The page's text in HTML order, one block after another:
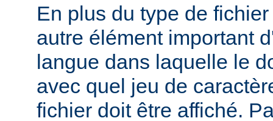
En plus du type de
autre élément important
langue dans laquelle le
avec quel jeu de
fichier doit être affiché.